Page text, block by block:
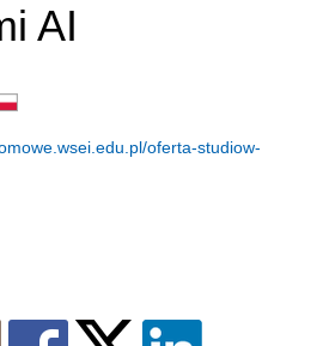
AI
oferta-studiow-